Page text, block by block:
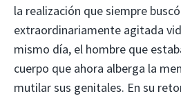
la realización que siempre
extraordinariamente agitada
mismo día, el hombre que
cuerpo que ahora alberga la
mutilar sus genitales. En su